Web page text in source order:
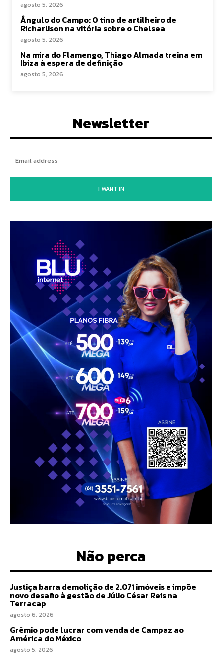
agosto 5, 2026
Ângulo do Campo: O tino de artilheiro de
Richarlison na vitória sobre o Chelsea
agosto 5, 2026
Na mira do Flamengo, Thiago Almada treina em
Ibiza à espera de definição
agosto 5, 2026
Newsletter
I WANT IN
Não perca
Justiça barra demolição de 2.071 imóveis e impõe
novo desafio à gestão de Júlio César Reis na
Terracap
agosto 6, 2026
Grêmio pode lucrar com venda de Campaz ao
América do México
agosto 5, 2026